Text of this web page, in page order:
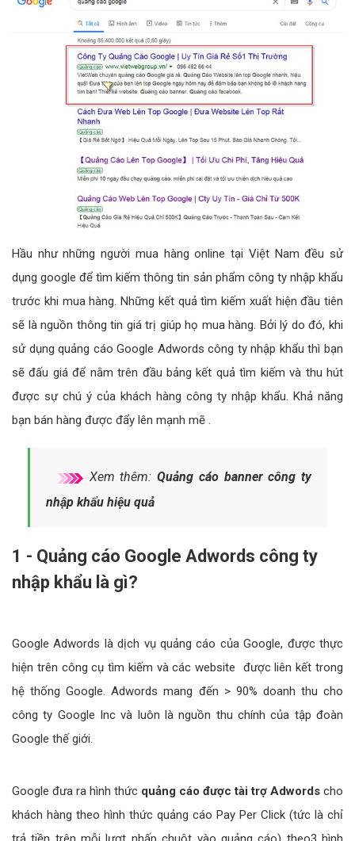
Hầu như những người mua hàng online tại Việt Nam đều sử
dụng google để tìm kiếm thông tin sản phẩm công ty nhập khẩu
trước khi mua hàng. Những kết quả tìm kiếm xuất hiện đầu tiên
sẽ là nguồn thông tin giá trị giúp họ mua hàng. Bởi lý do đó, khi
sử dụng quảng cáo Google Adwords công ty nhập khẩu thì bạn
sẽ đấu giá để nằm trên đầu bảng kết quả tìm kiếm và thu hút
được sự chú ý của khách hàng công ty nhập khẩu. Khả năng
bạn bán hàng được đẩy lên mạnh mẽ .
Xem thêm:Quảng cáo banner công ty
nhập khẩu hiệu quả
1 - Quảng cáo Google Adwords công ty
nhập khẩu là gì?
Google Adwords là dịch vụ quảng cáo của Google, được thực
hiện trên công cụ tìm kiếm và các website được liên kết trong
hệ thống Google. Adwords mang đến > 90% doanh thu cho
công ty Google Inc và luôn là nguồn thu chính của tập đoàn
Google thế giới.
Google đưa ra hình thức quảng cáo được tài trợ Adwords cho
khách hàng theo hình thức quảng cáo Pay Per Click (tức là chỉ